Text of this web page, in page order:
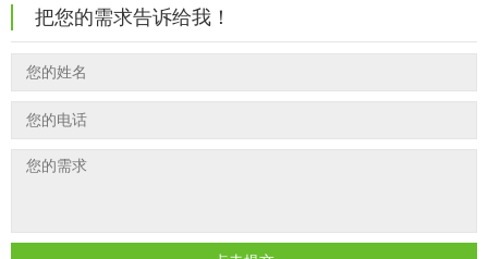
反光粉是永久有效的吗？能用多久？
外墙涂料中怎么添加反光粉使用？ 2025-06-05
超细反光粉需要搭配什么胶浆使用？
反光粉能用在注塑工艺上吗？
反光粉可以混合其他颜料一起使用吗...
把您的需求告诉给我！